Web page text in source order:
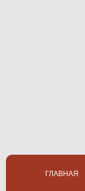
ГЛАВНАЯ